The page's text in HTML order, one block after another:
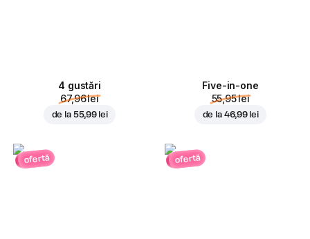
4 gustări
67,96 lei
de la 55,99 lei
Five-in-one
55,95 lei
de la 46,99 lei
ofertă ofertă